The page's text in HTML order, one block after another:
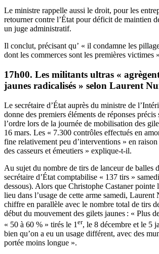
Le ministre rappelle aussi le droit, pour les
retourner contre l’État pour déficit de maintien
un juge administratif.
Il conclut, précisant qu’ « il condamne les
dont les commerces sont les premières victimes
17h00. Les militants ultras «
jaunes radicalisés » selon Laurent
Le secrétaire d’État auprès du ministre de
donne des premiers éléments de réponses
l’ordre lors de la journée de mobilisation des
16 mars. Les « 7.300 contrôles effectués en
fine relativement peu d’interventions » en raison
des casseurs et émeutiers » explique-t-il.
Au sujet du nombre de tirs de lanceur de balles
secrétaire d’État comptabilise « 137 tirs »
dessous). Alors que Christophe Castaner pointe
lieu dans l’usage de cette arme samedi, Laurent
chiffre en parallèle avec le nombre total de tirs
début du mouvement des gilets jaunes : « Plus
« 50 à 60 % » tirés le 1 er, le 8 décembre et le 5
bien qu’on a eu un usage différent, avec des
portée moins longue ».